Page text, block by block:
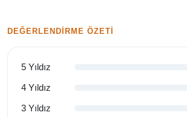
DEĞERLENDIRME ÖZETI
5 Yıldız
4 Yıldız
3 Yıldız